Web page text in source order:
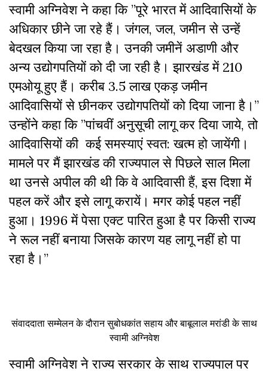
स्वामी अग्निवेश ने कहा कि ”पूरे भारत में आदिवासियों के
अधिकार छीने जा रहे हैं। जंगल, जल, जमीन से उन्हें
बेदखल किया जा रहा है। उनकी जमीनें अडाणी और
अन्य उद्योगपतियों को दी जा रही है। झारखंड में 210
एमओयू हुए हैं। करीब 3.5 लाख एकड़ जमीन
आदिवासियों से छीनकर उद्योगपतियों को दिया जाना है।”
उन्होंने कहा कि ”पांचवीं अनुसूची लागू कर दिया जाये, तो
आदिवासियों की कई समस्याएं स्वत: खत्म हो जायेंगी।
मामले पर मैं झारखंड की राज्यपाल से पिछले साल मिला
था उनसे अपील की थी कि वे आदिवासी हैं, इस दिशा में
पहल करें और इसे लागू करायें। मगर कोई पहल नहीं
हुआ। 1996 में पेसा एक्ट पारित हुआ है पर किसी राज्य
ने रूल नहीं बनाया जिसके कारण यह लागू नहीं हो पा
रहा है।”
संवाददाता सम्मेलन के दौरान सुबोधकांत सहाय और बाबूलाल मरांडी के साथ
स्वामी अग्निवेश
स्वामी अग्निवेश ने राज्य सरकार के साथ राज्यपाल पर